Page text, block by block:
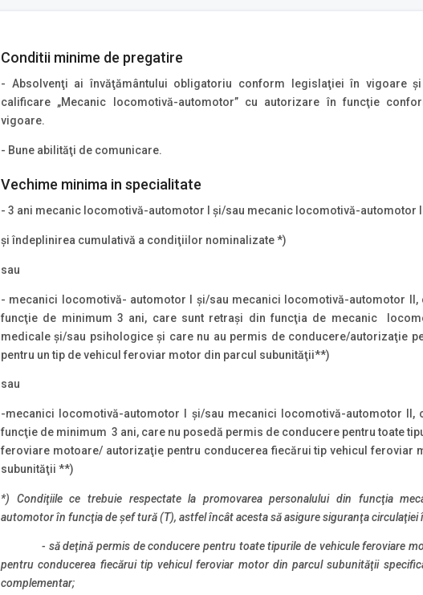
Conditii minime de pregatire
- Absolvenţi ai învăţământului obligatoriu conform legislaţiei în vigoare
calificare „Mecanic locomotivă-automotor” cu autorizare în funcţie
vigoare.
- Bune abilităţi de comunicare.
Vechime minima in specialitate
- 3 ani mecanic locomotivă-automotor I şi/sau mecanic locomotivă-automotor II
şi îndeplinirea cumulativă a condiţiilor nominalizate *)
sau
- mecanici locomotivă- automotor I şi/sau mecanici locomotivă-automotor II,
funcţie de minimum 3 ani, care sunt retraşi din funcţia de mecanic
medicale şi/sau psihologice şi care nu au permis de conducere/autorizaţie
pentru un tip de vehicul feroviar motor din parcul subunităţii**)
sau
-mecanici locomotivă-automotor I şi/sau mecanici locomotivă-automotor II,
funcţie de minimum 3 ani, care nu posedă permis de conducere pentru toate
feroviare motoare/ autorizaţie pentru conducerea fiecărui tip vehicul feroviar
subunităţii **)
*) Condiţiile ce trebuie respectate la promovarea personalului din funcţia
automotor în funcţia de şef tură (T), astfel încât acesta să asigure siguranţa circulaţiei
- să deţină permis de conducere pentru toate tipurile de vehicule feroviare
pentru conducerea fiecărui tip vehicul feroviar motor din parcul subunităţii
complementar;